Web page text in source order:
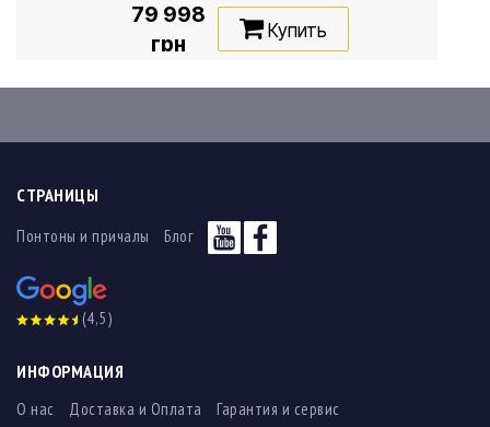
79 998
грн
Купить
СТРАНИЦЫ
Понтоны и причалы Блог
(4,5)
ИНФОРМАЦИЯ
О нас Доставка и Оплата
Гарантия и сервис